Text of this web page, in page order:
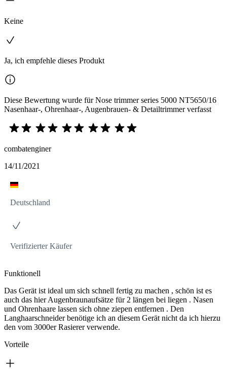
Keine
Ja, ich empfehle dieses Produkt
Diese Bewertung wurde für Nose trimmer series 5000 NT5650/16
Nasenhaar-, Ohrenhaar-, Augenbrauen- & Detailtrimmer verfasst
combatenginer
14/11/2021
Deutschland
Verifizierter Käufer
Funktionell
Das Gerät ist ideal um sich schnell fertig zu machen , schön ist es
auch das hier Augenbraunaufsätze für 2 längen bei liegen . Nasen
und Ohrenhaare lassen sich ohne ziepen entfernen . Den
Langhaarschneider benötige ich an diesem Gerät nicht da ich hierzu
den vom 3000er Rasierer verwende.
Vorteile